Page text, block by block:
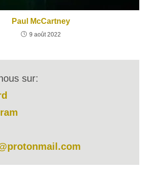
Paul McCartney
9 août 2022
sur: